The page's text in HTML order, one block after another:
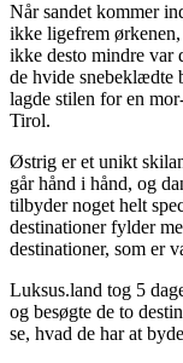
Når sandet kommer
ikke ligefrem
ikke desto mindre var
de hvide snebeklædte
lagde stilen for en
Tirol.
Østrig er et unikt
går hånd i hånd, og
tilbyder noget helt
destinationer fylder
destinationer, som er
Luksus.land tog 5
og besøgte de to
se, hvad de har at